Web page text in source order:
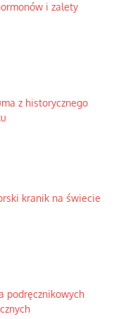
i zalety
z historycznego
kranik na świecie
podręcznikowych